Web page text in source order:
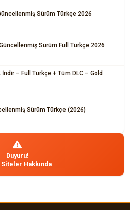
Sürüm Türkçe 2026
Sürüm Full Türkçe 2026
– Full Türkçe + Tüm DLC – Gold
Sürüm Türkçe (2026)
Duyuru!
Siteler Hakkında